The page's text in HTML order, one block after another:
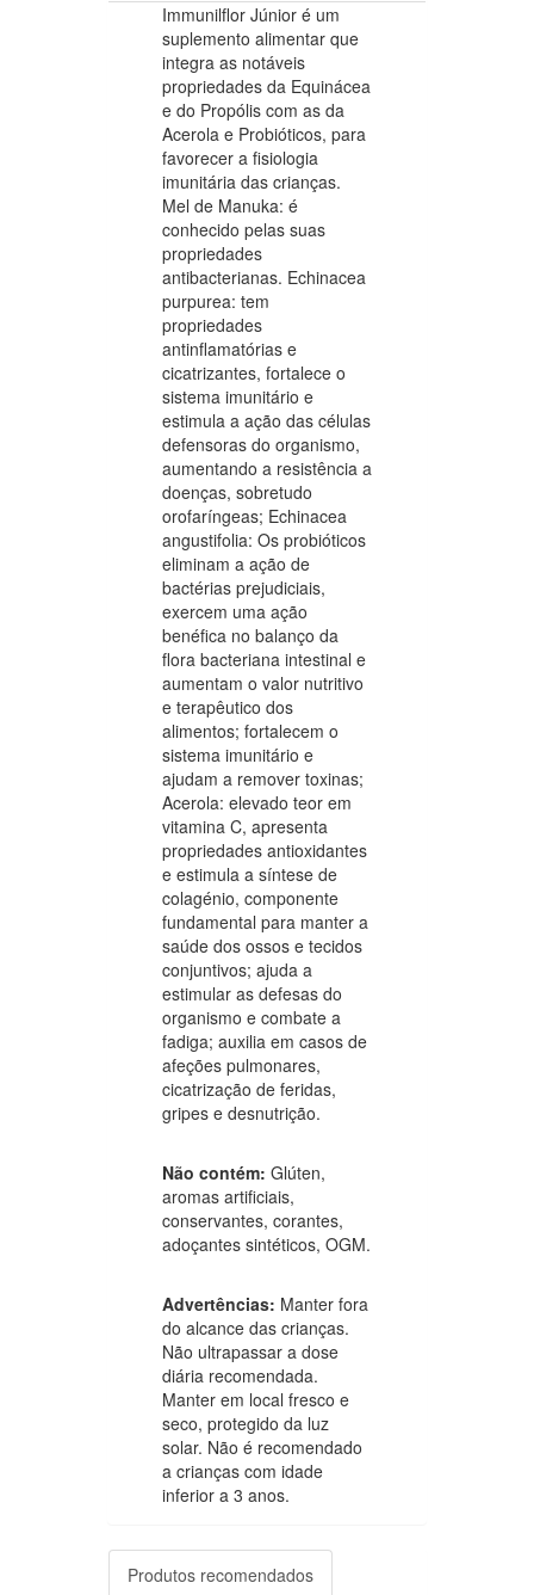
Immunilflor Júnior é um
suplemento alimentar que
integra as notáveis
propriedades da Equinácea
e do Propólis com as da
Acerola e Probióticos, para
favorecer a fisiologia
imunitária das crianças.
Mel de Manuka: é
conhecido pelas suas
propriedades
antibacterianas. Echinacea
purpurea: tem
propriedades
antinflamatórias e
cicatrizantes, fortalece o
sistema imunitário e
estimula a ação das células
defensoras do organismo,
aumentando a resistência a
doenças, sobretudo
orofaríngeas; Echinacea
angustifolia: Os probióticos
eliminam a ação de
bactérias prejudiciais,
exercem uma ação
benéfica no balanço da
flora bacteriana intestinal e
aumentam o valor nutritivo
e terapêutico dos
alimentos; fortalecem o
sistema imunitário e
ajudam a remover toxinas;
Acerola: elevado teor em
vitamina C, apresenta
propriedades antioxidantes
e estimula a síntese de
colagénio, componente
fundamental para manter a
saúde dos ossos e tecidos
conjuntivos; ajuda a
estimular as defesas do
organismo e combate a
fadiga; auxilia em casos de
afeções pulmonares,
cicatrização de feridas,
gripes e desnutrição.
Não contém: Glúten,
aromas artificiais,
conservantes, corantes,
adoçantes sintéticos, OGM.
Advertências: Manter fora
do alcance das crianças.
Não ultrapassar a dose
diária recomendada.
Manter em local fresco e
seco, protegido da luz
solar. Não é recomendado
a crianças com idade
inferior a 3 anos.
Produtos recomendados